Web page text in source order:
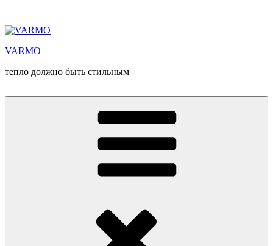
содержимому
VARMO
тепло должно быть стильным